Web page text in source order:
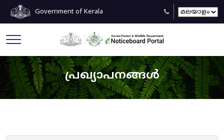
Government of Kerala
പ്രഖ്യാപനങ്ങൾ